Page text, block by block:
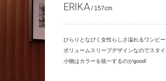
ERIKA / 157cm
ひらりとなびく女性らしさ溢れるワンピ
ボリュームスリーブデザインなのでスタ
小物はカラーを統一するのがgood!